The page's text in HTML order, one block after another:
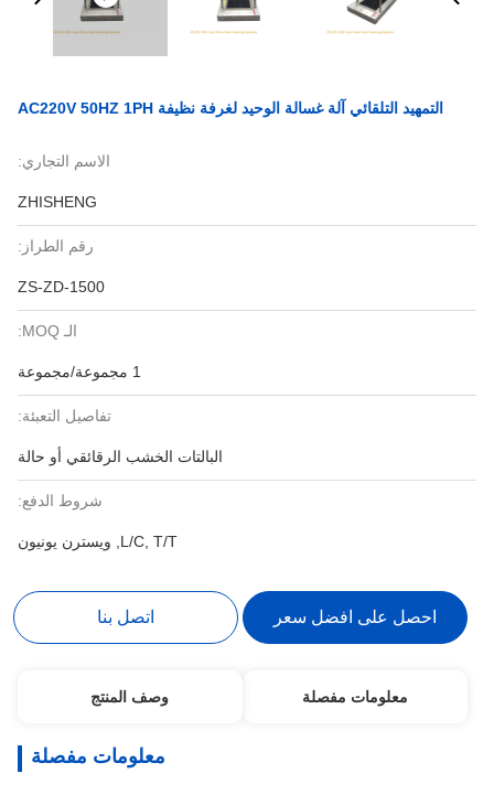
التمهيد التلقائي آلة غسالة الوحيد لغرفة نظيفة AC220V 50HZ 1PH
الاسم التجاري:
ZHISHENG
رقم الطراز:
ZS-ZD-1500
الـ MOQ:
1 مجموعة/مجموعة
تفاصيل التعبئة:
البالتات الخشب الرقائقي أو حالة
شروط الدفع:
L/C, T/T, ويسترن يونيون
احصل على افضل سعر اتصل بنا
معلومات مفصلة وصف المنتج
معلومات مفصلة